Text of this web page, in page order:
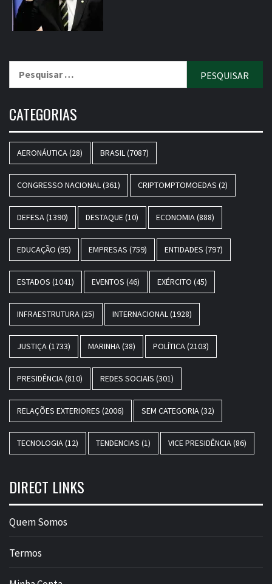
por:
CATEGORIAS
AERONÁUTICA (28) BRASIL (7087)
CONGRESSO NACIONAL (361) CRIPTOMPTOMOEDAS (2)
DEFESA (1390) DESTAQUE(10) ECONOMIA (888)
EDUCAÇÃO (95) EMPRESAS (759) ENTIDADES (797)
ESTADOS (1041) EVENTOS (46) EXÉRCITO (45)
INFRAESTRUTURA (25) INTERNACIONAL (1928)
JUSTIÇA (1733) MARINHA (38) POLÍTICA (2103)
PRESIDÊNCIA (810) REDES SOCIAIS (301)
RELAÇÕES EXTERIORES (2006) SEM CATEGORIA (32)
TECNOLOGIA (12) TENDENCIAS (1) VICE PRESIDÊNCIA (86)
DIRECT LINKS
Quem Somos
Termos